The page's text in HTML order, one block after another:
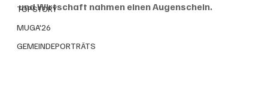
TOPSTORY
MUGA'26
GEMEINDEPORTRÄTS
und Wirtschaft nahmen einen Augenschein.